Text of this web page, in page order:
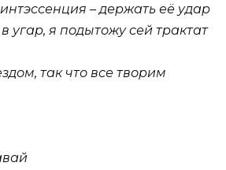
– держать её удар
я подытожу сей трактат
так что все творим